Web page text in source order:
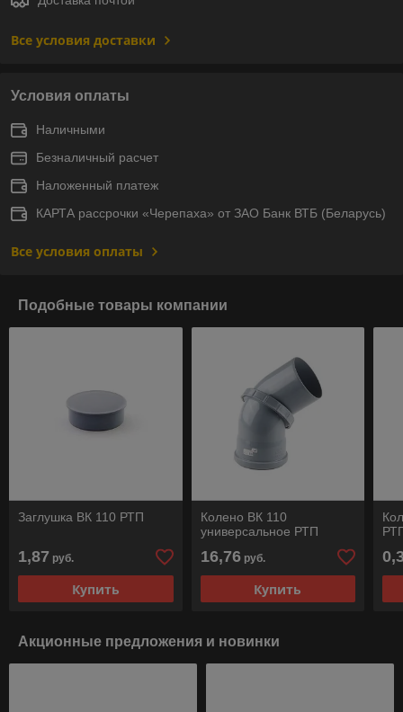
Все условия доставки
Условия оплаты
Наличными
Безналичный расчет
Наложенный платеж
КАРТА рассрочки «Черепаха» от ЗАО Банк ВТБ (Беларусь)
Все условия оплаты
Подобные товары компании
Заглушка ВК 110 РТП
1,87 руб.
Купить
Колено ВК 110
универсальное РТП
16,76руб.
Купить
Акционные предложения и новинки